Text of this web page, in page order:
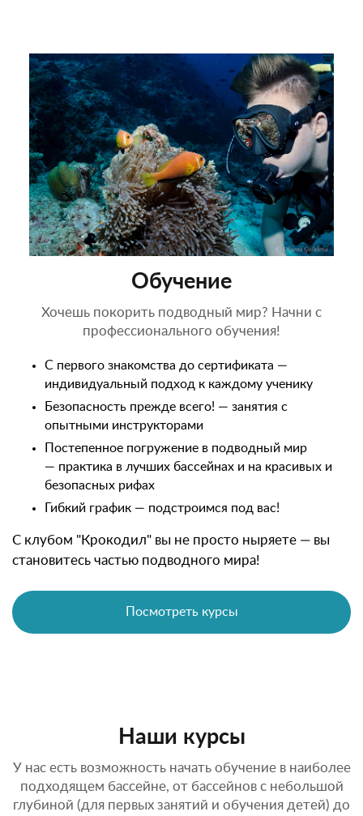
Обучение
Хочешь покорить подводный мир? Начни с
профессионального обучения!
С первого знакомства до сертификата —
индивидуальный подход к каждому ученику
Безопасность прежде всего! — занятия с
опытными инструкторами
Постепенное погружение в подводный мир
— практика в лучших бассейнах и на красивых и
безопасных рифах
Гибкий график — подстроимся под вас!
С клубом "Крокодил" вы не просто ныряете — вы
становитесь частью подводного мира!
Посмотреть курсы
Наши курсы
У нас есть возможность начать обучение в наиболее
подходящем бассейне, от бассейнов с небольшой
глубиной (для первых занятий и обучения детей) до